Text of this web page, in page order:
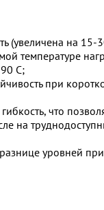
(увеличена на 15-
температуре
С;
при
что
на
уровней при